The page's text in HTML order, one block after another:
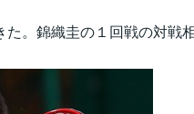
た。錦織圭の１回戦の対戦